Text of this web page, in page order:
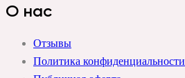
О нас
Отзывы
Политика конфиденциальности